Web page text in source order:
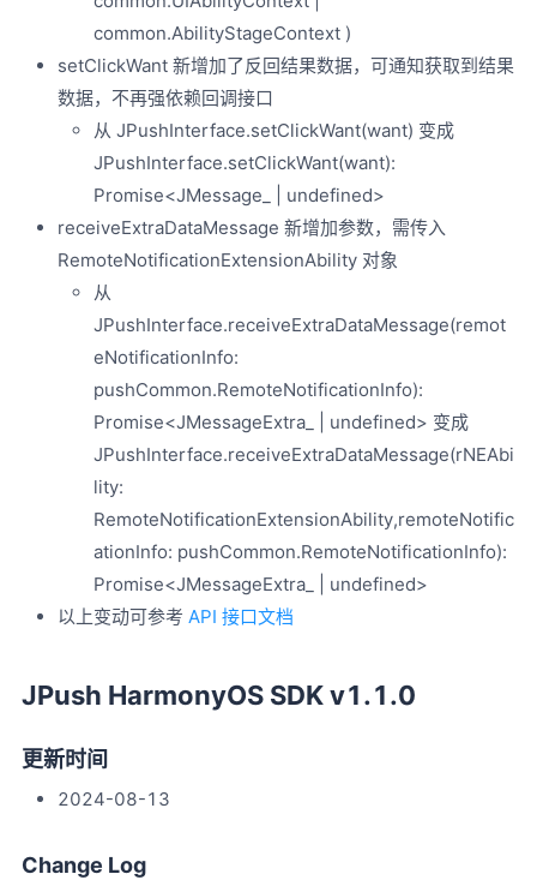
common.AbilityStageContext )
setClickWant 新增加了反回结果数据，可通知获取到结果
数据，不再强依赖回调接口
从 JPushInterface.setClickWant(want) 变成
JPushInterface.setClickWant(want):
Promise<JMessage_ | undefined>
receiveExtraDataMessage 新增加参数，需传入
RemoteNotificationExtensionAbility 对象
从
JPushInterface.receiveExtraDataMessage(remot
eNotificationInfo:
pushCommon.RemoteNotificationInfo):
Promise<JMessageExtra_ | undefined> 变成
JPushInterface.receiveExtraDataMessage(rNEAbi
lity:
RemoteNotificationExtensionAbility,remoteNotific
ationInfo: pushCommon.RemoteNotificationInfo):
Promise<JMessageExtra_ | undefined>
以上变动可参考 API 接口文档
JPush HarmonyOS SDK v1.1.0
更新时间
2024-08-13
Change Log